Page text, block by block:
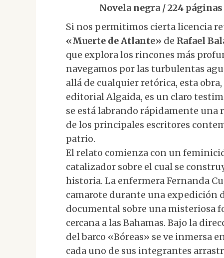
Novela negra / 224
Si nos permitimos cierta licencia
«Muerte de Atlante» de Rafael
que explora los rincones más
navegamos por las turbulentas
allá de cualquier retórica, esta
editorial Algaida, es un claro
se está labrando rápidamente
de los principales escritores
patrio.
El relato comienza con un
catalizador sobre el cual se
historia. La enfermera Fernanda
camarote durante una expedición
documental sobre una misteriosa
cercana a las Bahamas. Bajo la
del barco «Bóreas» se ve inmersa
cada uno de sus integrantes